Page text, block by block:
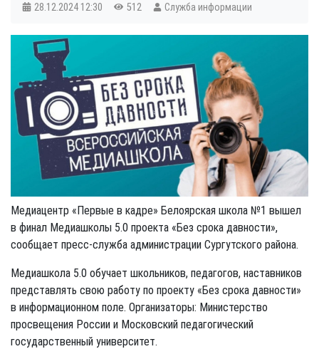
28.12.2024 12:30 512 Служба информации
Медиацентр «Первые в кадре» Белоярская школа №1 вышел
в финал Медиашколы 5.0 проекта «Без срока давности»,
сообщает пресс-служба администрации Сургутского района.
Медиашкола 5.0 обучает школьников, педагогов, наставников
представлять свою работу по проекту «Без срока давности»
в информационном поле. Организаторы: Министерство
просвещения России и Московский педагогический
государственный университет.